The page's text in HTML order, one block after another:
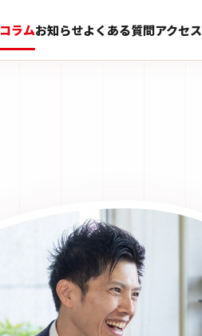
コラムお知らせよくある質問アクセス